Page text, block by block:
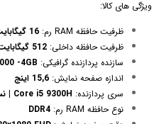
ویژگی های کالا:
ظرفیت حافظه RAM رم:
16 گیگابایت قابل ارتقا تا 128 گیگابایت
ظرفیت حافظه داخلی: 512 گیگابایت SSD NvMe
سازنده پردازنده گرافیکی: -4GB
اندازه صفحه نمایش: 15,6 اینج
سری پردازنده: Core i5 9300H | نسل نهم
نوع حافظه RAM رم:
DDR4